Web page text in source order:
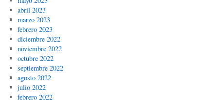
abril 2023
marzo 2023
febrero 2023
diciembre 2022
noviembre 2022
octubre 2022
septiembre 2022
agosto 2022
julio 2022
febrero 2022